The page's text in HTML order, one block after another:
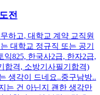
전
하고, 대학교 계약 교직원
대학교 정규직 또는 공기
825, 한국사2급, 한자2급,
합격, 소방기사필기합격)
생각이 드네요..중구남방..
는 건 아닌지 괜한 생각만